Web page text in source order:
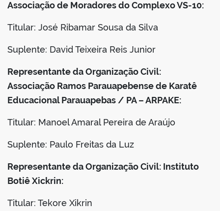
Associação de Moradores do Complexo VS-10:
Titular: José Ribamar Sousa da Silva
Suplente: David Teixeira Reis Junior
Representante da Organização Civil:
Associação Ramos Parauapebense de Karatê
Educacional Parauapebas / PA – ARPAKE:
Titular: Manoel Amaral Pereira de Araújo
Suplente: Paulo Freitas da Luz
Representante da Organização Civil: Instituto
Botiê Xickrin:
Titular: Tekore Xikrin